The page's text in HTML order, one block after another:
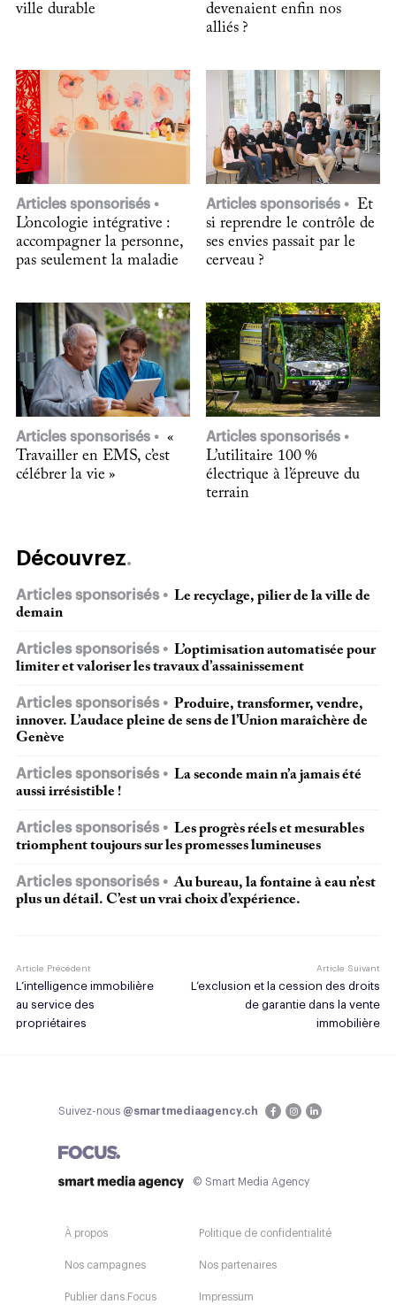
ville durable
devenaient enfin nos
alliés ?
Articles sponsorisés
L’oncologie intégrative :
accompagner la personne,
pas seulement la maladie
Articles sponsorisés
Et
si reprendre le contrôle de
ses envies passait par le
cerveau ?
Articles sponsorisés
«
Travailler en EMS, c’est
célébrer la vie »
Articles sponsorisés
L’utilitaire 100 %
électrique à l’épreuve du
terrain
Découvrez
Articles sponsorisés
Le recyclage, pilier de la ville de
demain
Articles sponsorisés
L’optimisation automatisée pour
limiter et valoriser les travaux d’assainissement
Articles sponsorisés
Produire, transformer, vendre,
innover. L’audace pleine de sens de l’Union maraîchère de
Genève
Articles sponsorisés
La seconde main n’a jamais été
aussi irrésistible !
Articles sponsorisés
Les progrès réels et mesurables
triomphent toujours sur les promesses lumineuses
Articles sponsorisés
Au bureau, la fontaine à eau n’est
plus un détail. C’est un vrai choix d’expérience.
Article Précédent
L’intelligence immobilière
au service des
propriétaires
Article Suivant
L’exclusion et la cession des droits
de garantie dans la vente
immobilière
Suivez-nous @smartmediaagency.ch
© Smart Media Agency
À propos
Nos campagnes
Publier dans Focus
Politique de confidentialité
Nos partenaires
Impressum